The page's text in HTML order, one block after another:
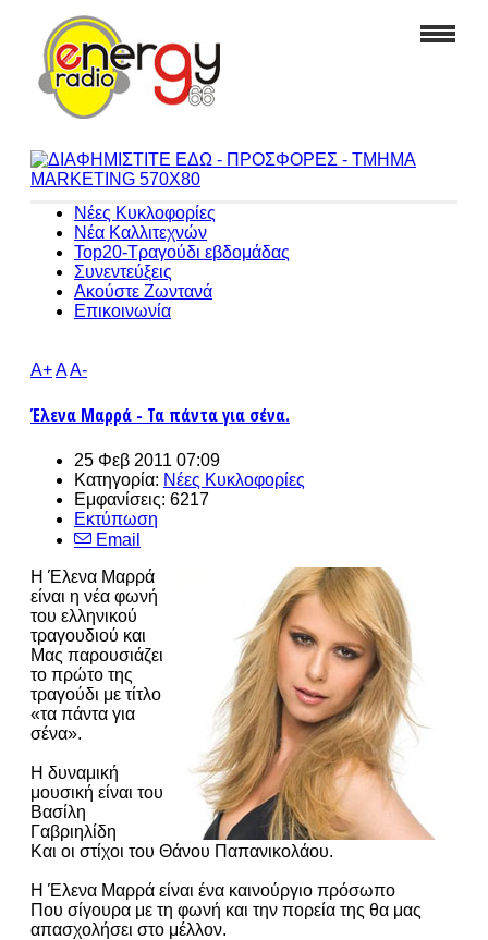
Νέες Κυκλοφορίες
Νέα Καλλιτεχνών
Top20-Τραγούδι εβδομάδας
Συνεντεύξεις
Ακούστε Ζωντανά
Επικοινωνία
A+AA-
Έλενα Μαρρά - Τα πάντα για σένα.
25 Φεβ 2011 07:09
Κατηγορία: Νέες Κυκλοφορίες
Εμφανίσεις: 6217
Εκτύπωση
Email
Η Έλενα Μαρρά
είναι η νέα φωνή
του ελληνικού
τραγουδιού και
Μας παρουσιάζει
το πρώτο της
τραγούδι με τίτλο
«τα πάντα για
σένα».
Η δυναμική
μουσική είναι του
Βασίλη
Γαβριηλίδη
Και οι στίχοι του Θάνου Παπανικολάου.
Η Έλενα Μαρρά είναι ένα καινούργιο πρόσωπο
Που σίγουρα με τη φωνή και την πορεία της θα μας
απασχολήσει στο μέλλον.